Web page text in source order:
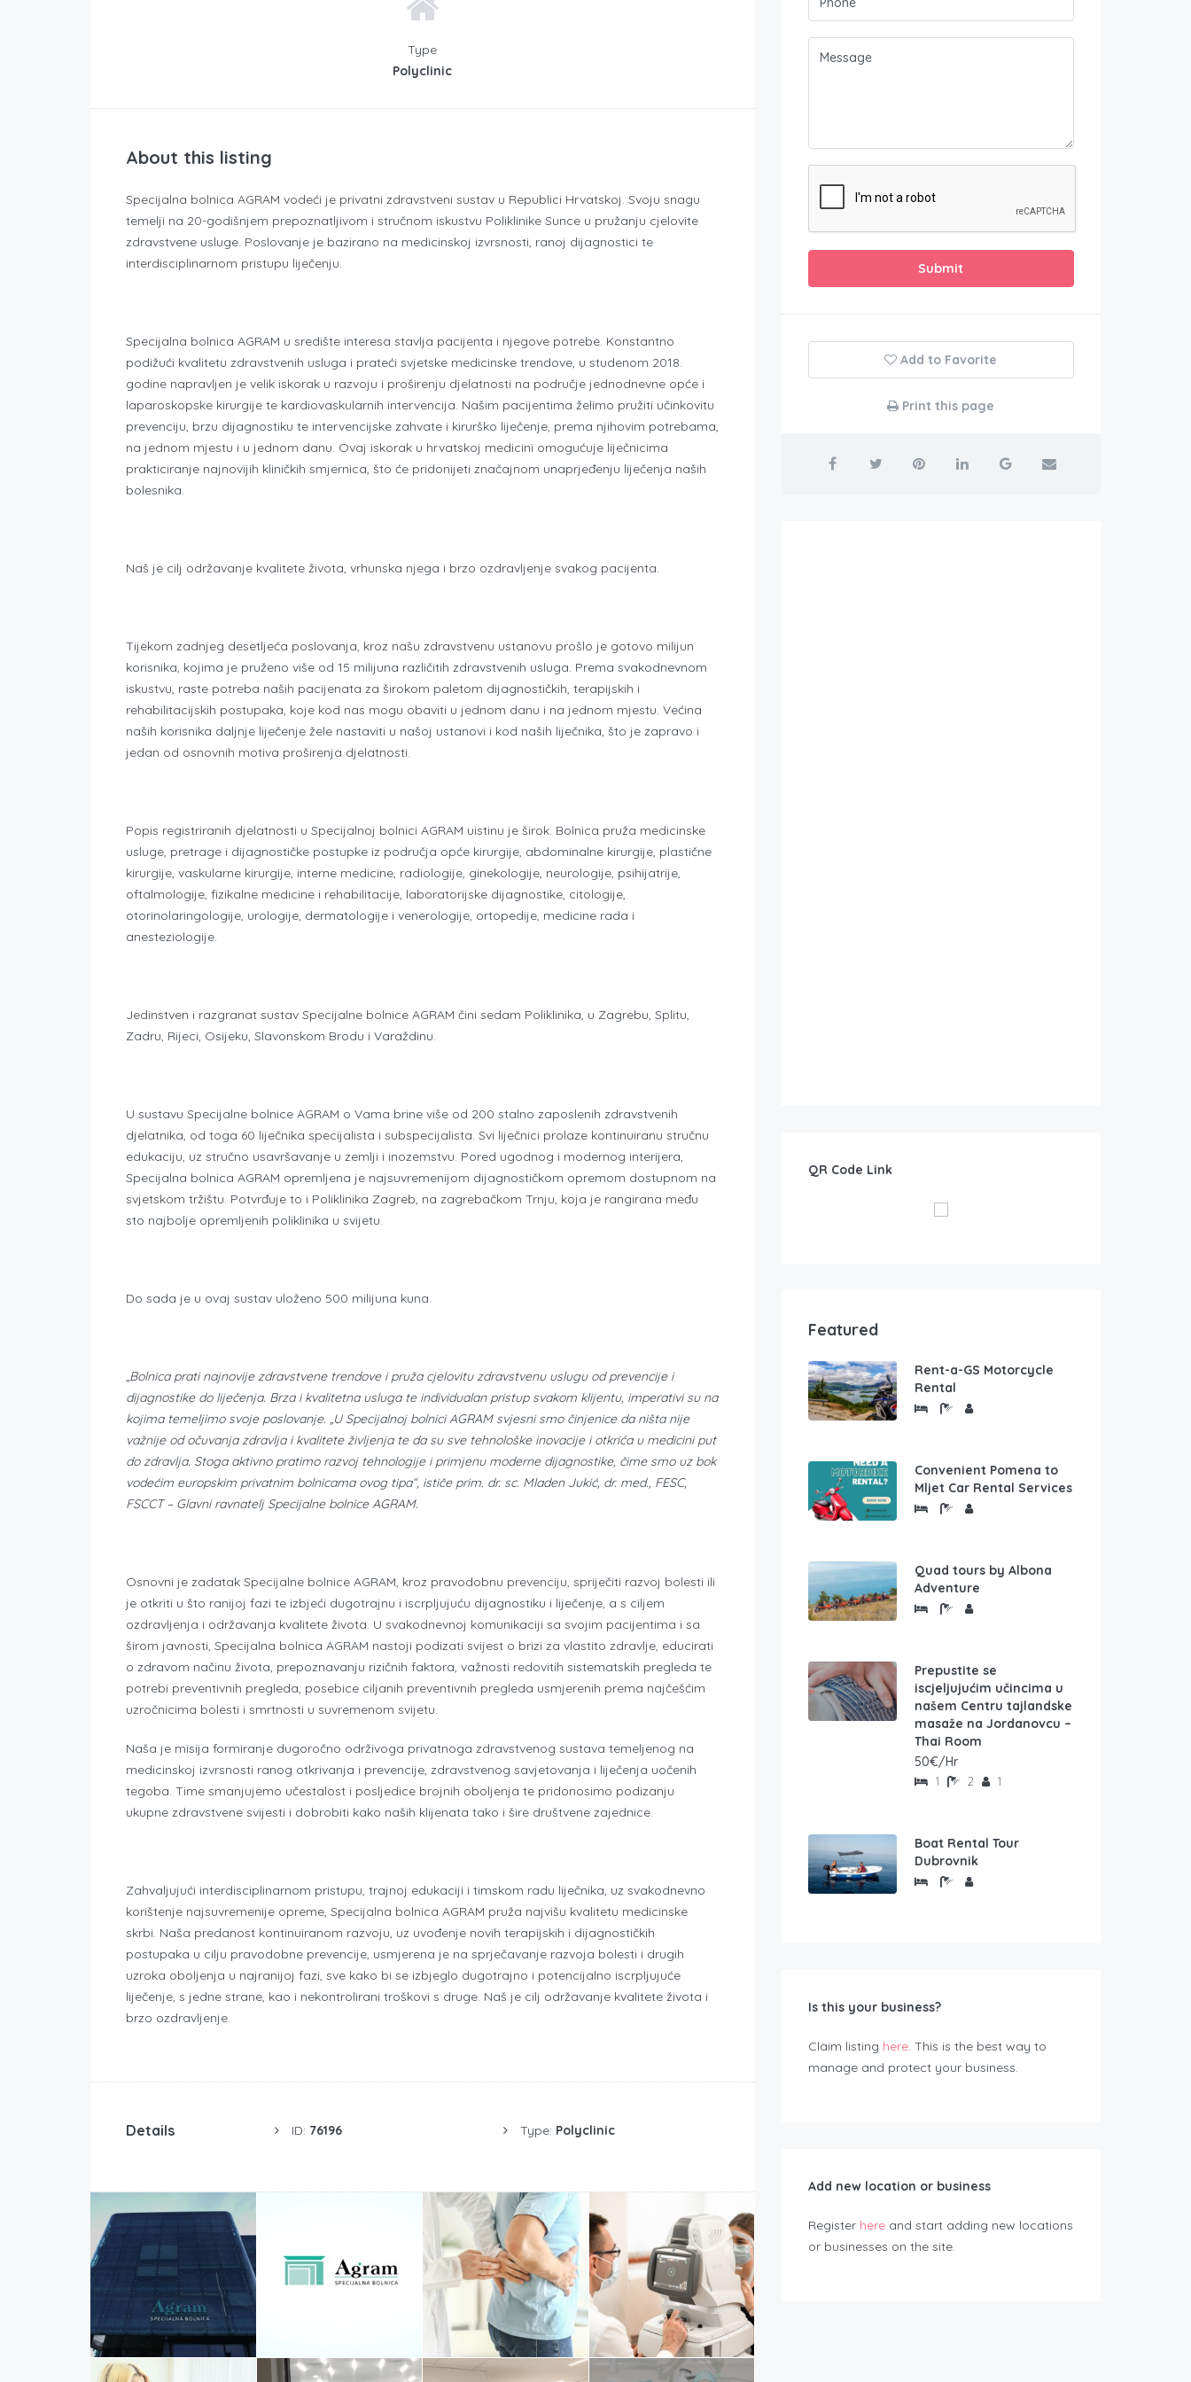
Type
Polyclinic
About this listing
Specijalna bolnica AGRAM vodeći je privatni zdravstveni sustav u Republici Hrvatskoj. Svoju snagu
temelji na 20-godišnjem prepoznatljivom i stručnom iskustvu Poliklinike Sunce u pružanju cjelovite
zdravstvene usluge. Poslovanje je bazirano na medicinskoj izvrsnosti, ranoj dijagnostici te
interdisciplinarnom pristupu liječenju.
Specijalna bolnica AGRAM u središte interesa stavlja pacijenta i njegove potrebe. Konstantno
podižući kvalitetu zdravstvenih usluga i prateći svjetske medicinske trendove, u studenom 2018.
godine napravljen je velik iskorak u razvoju i proširenju djelatnosti na područje jednodnevne opće i
laparoskopske kirurgije te kardiovaskularnih intervencija. Našim pacijentima želimo pružiti učinkovitu
prevenciju, brzu dijagnostiku te intervencijske zahvate i kirurško liječenje, prema njihovim potrebama,
na jednom mjestu i u jednom danu. Ovaj iskorak u hrvatskoj medicini omogućuje liječnicima
prakticiranje najnovijih kliničkih smjernica, što će pridonijeti značajnom unaprjeđenju liječenja naših
bolesnika.
Naš je cilj održavanje kvalitete života, vrhunska njega i brzo ozdravljenje svakog pacijenta.
Tijekom zadnjeg desetljeća poslovanja, kroz našu zdravstvenu ustanovu prošlo je gotovo milijun
korisnika, kojima je pruženo više od 15 milijuna različitih zdravstvenih usluga. Prema svakodnevnom
iskustvu, raste potreba naših pacijenata za širokom paletom dijagnostičkih, terapijskih i
rehabilitacijskih postupaka, koje kod nas mogu obaviti u jednom danu i na jednom mjestu. Većina
naših korisnika daljnje liječenje žele nastaviti u našoj ustanovi i kod naših liječnika, što je zapravo i
jedan od osnovnih motiva proširenja djelatnosti.
Popis registriranih djelatnosti u Specijalnoj bolnici AGRAM uistinu je širok. Bolnica pruža medicinske
usluge, pretrage i dijagnostičke postupke iz područja opće kirurgije, abdominalne kirurgije, plastične
kirurgije, vaskularne kirurgije, interne medicine, radiologije, ginekologije, neurologije, psihijatrije,
oftalmologije, fizikalne medicine i rehabilitacije, laboratorijske dijagnostike, citologije,
otorinolaringologije, urologije, dermatologije i venerologije, ortopedije, medicine rada i
anesteziologije.
Jedinstven i razgranat sustav Specijalne bolnice AGRAM čini sedam Poliklinika, u Zagrebu, Splitu,
Zadru, Rijeci, Osijeku, Slavonskom Brodu i Varaždinu.
U sustavu Specijalne bolnice AGRAM o Vama brine više od 200 stalno zaposlenih zdravstvenih
djelatnika, od toga 60 liječnika specijalista i subspecijalista. Svi liječnici prolaze kontinuiranu stručnu
edukaciju, uz stručno usavršavanje u zemlji i inozemstvu. Pored ugodnog i modernog interijera,
Specijalna bolnica AGRAM opremljena je najsuvremenijom dijagnostičkom opremom dostupnom na
svjetskom tržištu. Potvrđuje to i Poliklinika Zagreb, na zagrebačkom Trnju, koja je rangirana među
sto najbolje opremljenih poliklinika u svijetu.
Do sada je u ovaj sustav uloženo 500 milijuna kuna.
„Bolnica prati najnovije zdravstvene trendove i pruža cjelovitu zdravstvenu uslugu od prevencije i
dijagnostike do liječenja. Brza i kvalitetna usluga te individualan pristup svakom klijentu, imperativi su na
kojima temeljimo svoje poslovanje. „U Specijalnoj bolnici AGRAM svjesni smo činjenice da ništa nije
važnije od očuvanja zdravlja i kvalitete življenja te da su sve tehnološke inovacije i otkrića u medicini put
do zdravlja. Stoga aktivno pratimo razvoj tehnologije i primjenu moderne dijagnostike, čime smo uz bok
vodećim europskim privatnim bolnicama ovog tipa“, ističe prim. dr. sc. Mladen Jukić, dr. med., FESC,
FSCCT – Glavni ravnatelj Specijalne bolnice AGRAM.
Osnovni je zadatak Specijalne bolnice AGRAM, kroz pravodobnu prevenciju, spriječiti razvoj bolesti ili
je otkriti u što ranijoj fazi te izbjeći dugotrajnu i iscrpljujuću dijagnostiku i liječenje, a s ciljem
ozdravljenja i održavanja kvalitete života. U svakodnevnoj komunikaciji sa svojim pacijentima i sa
širom javnosti, Specijalna bolnica AGRAM nastoji podizati svijest o brizi za vlastito zdravlje, educirati
o zdravom načinu života, prepoznavanju rizičnih faktora, važnosti redovitih sistematskih pregleda te
potrebi preventivnih pregleda, posebice ciljanih preventivnih pregleda usmjerenih prema najčešćim
uzročnicima bolesti i smrtnosti u suvremenom svijetu.
Naša je misija formiranje dugoročno održivoga privatnoga zdravstvenog sustava temeljenog na
medicinskoj izvrsnosti ranog otkrivanja i prevencije, zdravstvenog savjetovanja i liječenja uočenih
tegoba. Time smanjujemo učestalost i posljedice brojnih oboljenja te pridonosimo podizanju
ukupne zdravstvene svijesti i dobrobiti kako naših klijenata tako i šire društvene zajednice.
Zahvaljujući interdisciplinarnom pristupu, trajnoj edukaciji i timskom radu liječnika, uz svakodnevno
korištenje najsuvremenije opreme, Specijalna bolnica AGRAM pruža najvišu kvalitetu medicinske
skrbi. Naša predanost kontinuiranom razvoju, uz uvođenje novih terapijskih i dijagnostičkih
postupaka u cilju pravodobne prevencije, usmjerena je na sprječavanje razvoja bolesti i drugih
uzroka oboljenja u najranijoj fazi, sve kako bi se izbjeglo dugotrajno i potencijalno iscrpljujuće
liječenje, s jedne strane, kao i nekontrolirani troškovi s druge. Naš je cilj održavanje kvalitete života i
brzo ozdravljenje.
Details ID: 76196 Type: Polyclinic
Submit
Add to Favorite
Print this page
QR Code Link
Featured
Rent-a-GS Motorcycle
Rental
Convenient Pomena to
Mljet Car Rental Services
Quad tours by Albona
Adventure
Prepustite se
iscjeljujućim učincima u
našem Centru tajlandske
masaže na Jordanovcu –
Thai Room
50€/Hr
1 2 1
Boat Rental Tour
Dubrovnik
Is this your business?
Claim listing here. This is the best way to
manage and protect your business.
Add new location or business
Register here and start adding new locations
or businesses on the site.